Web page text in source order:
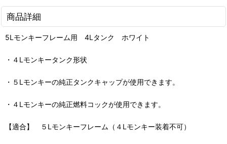
商品詳細
5Lモンキーフレーム用 4Lタンク ホワイト
・４Lモンキータンク形状
・５Lモンキーの純正タンクキャップが使用できます。
・４Lモンキーの純正燃料コックが使用できます。
【適合】 ５Lモンキーフレーム（４Lモンキー装着不可）